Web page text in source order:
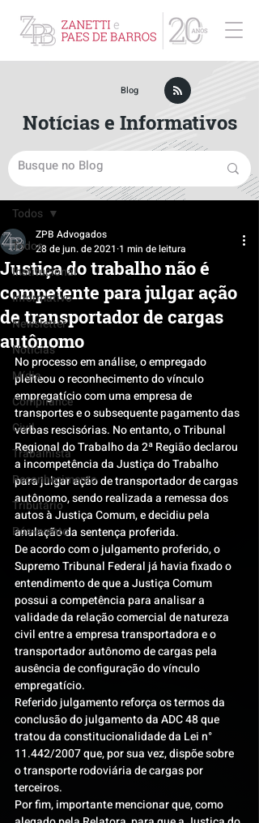
Post
Todos
Institucional
Informativo
Newsletter
Notícias
Mídia
Compliance
Civil
Trabalhista
Reconhecimento
Tributário
Pós-evento
Todos
Justiça do trabalho não é
competente para julgar ação
de transportador de cargas
autônomo
ZPB Advogados
28 de jun. de 2021 1 min de leitura
No processo em análise, o empregado
pleiteou o reconhecimento do vínculo
empregatício com uma empresa de
transportes e o subsequente pagamento das
verbas rescisórias. No entanto, o Tribunal
Regional do Trabalho da 2ª Região declarou
a incompetência da Justiça do Trabalho
para julgar ação de transportador de cargas
autônomo, sendo realizada a remessa dos
autos à Justiça Comum, e decidiu pela
anulação da sentença proferida.
De acordo com o julgamento proferido, o
Supremo Tribunal Federal já havia fixado o
entendimento de que a Justiça Comum
possui a competência para analisar a
validade da relação comercial de natureza
civil entre a empresa transportadora e o
transportador autônomo de cargas pela
ausência de configuração do vínculo
empregatício.
Referido julgamento reforça os termos da
conclusão do julgamento da ADC 48 que
tratou da constitucionalidade da Lei n°
11.442/2007 que, por sua vez, dispõe sobre
o transporte rodoviária de cargas por
terceiros.
Por fim, importante mencionar que, como
Blog
Notícias e Informativos